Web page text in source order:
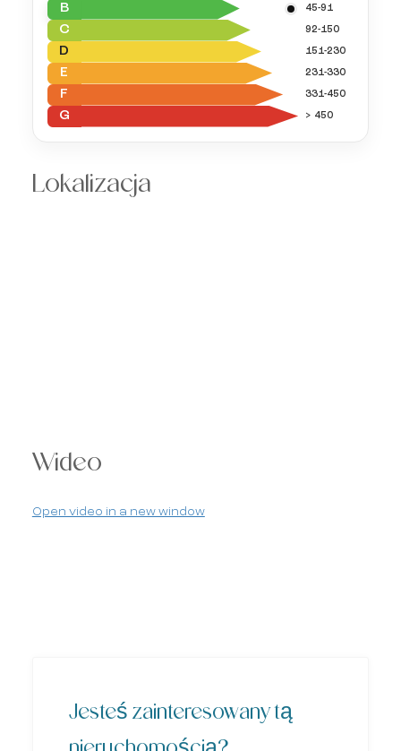
B 45-91
C 92-150
D 151-230
E 231-330
F 331-450
G > 450
Lokalizacja
Wideo
Open video in a new window
Jesteś zainteresowany tą